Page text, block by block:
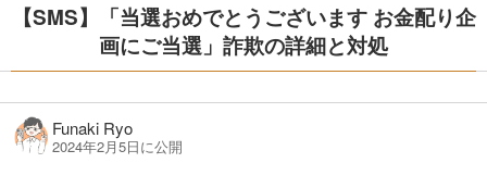
【SMS】「当選おめでとうございます お金配り企
画にご当選」詐欺の詳細と対処
Funaki Ryo
2024年2月5日に公開